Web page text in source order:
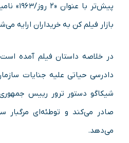
پیش‌تر با
بازار فیلم کن به خریداران ارایه
دادرسی حیاتی علیه جنایات
شیکاگو دستور ترور رییس
صادر می‌کند و توطئه‌ای مرگبار
می‌دهد.